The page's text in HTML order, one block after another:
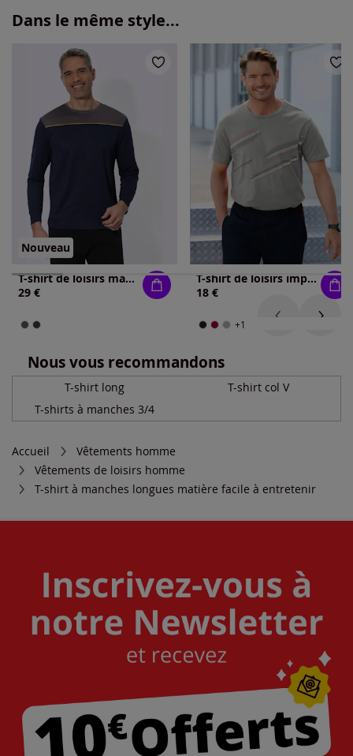
Dans le même style...
Nouveau
T-shirt de loisirs matière facile à entretenir
29 €
T-shirt de loisirs imprimé graphique
18 €
+1
Nous vous recommandons
T-shirt long
T-shirt col V
T-shirts à manches 3/4
Accueil
Vêtements homme
Vêtements de loisirs homme
T-shirt à manches longues matière facile à entretenir